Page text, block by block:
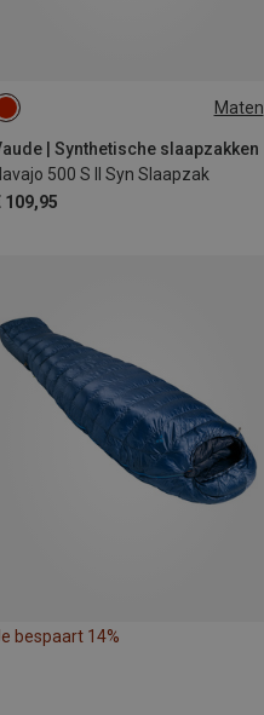
Maten
| Synthetische slaapzakken
500 S II Syn Slaapzak
109,95
MAX. 170CM | LEFT
bespaart 14%